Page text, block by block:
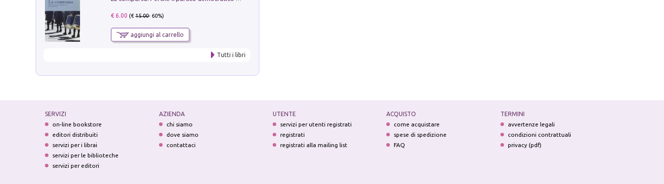
€ 6.00 (€15.00- 60%)
aggiungi al carrello
Tutti i libri
SERVIZI
on-line bookstore
editori distribuiti
servizi per i librai
servizi per le biblioteche
servizi per editori
AZIENDA
chi siamo
dove siamo
contattaci
UTENTE
servizi per utenti registrati
registrati
registrati alla mailing list
ACQUISTO
come acquistare
spese di spedizione
FAQ
TERMINI
avvertenze legali
condizioni contrattuali
privacy (pdf)